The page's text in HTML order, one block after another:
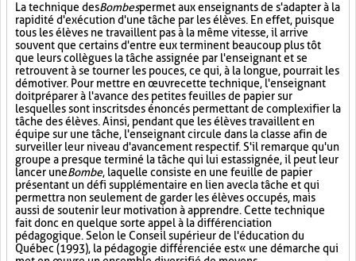
La technique desBombespermet aux enseignants de s'adapter à la
rapidité d'exécution d'une tâche par les élèves. En effet, puisque
tous les élèves ne travaillent pas à la même vitesse, il arrive
souvent que certains d'entre eux terminent beaucoup plus tôt
que leurs collègues la tâche assignée par l'enseignant et se
retrouvent à se tourner les pouces, ce qui, à la longue, pourrait les
démotiver. Pour mettre en œuvre cette technique, l'enseignant
doit préparer à l'avance des petites feuilles de papier sur
lesquelles sont inscrits des énoncés permettant de complexifier la
tâche des élèves. Ainsi, pendant que les élèves travaillent en
équipe sur une tâche, l'enseignant circule dans la classe afin de
surveiller leur niveau d'avancement respectif. S'il remarque qu'un
groupe a presque terminé la tâche qui lui est assignée, il peut leur
lancer uneBombe, laquelle consiste en une feuille de papier
présentant un défi supplémentaire en lien avec la tâche et qui
permettra non seulement de garder les élèves occupés, mais
aussi de soutenir leur motivation à apprendre. Cette technique
fait donc en quelque sorte appel à la différenciation
pédagogique. Selon le Conseil supérieur de l'éducation du
Québec (1993), la pédagogie différenciée est « une démarche qui